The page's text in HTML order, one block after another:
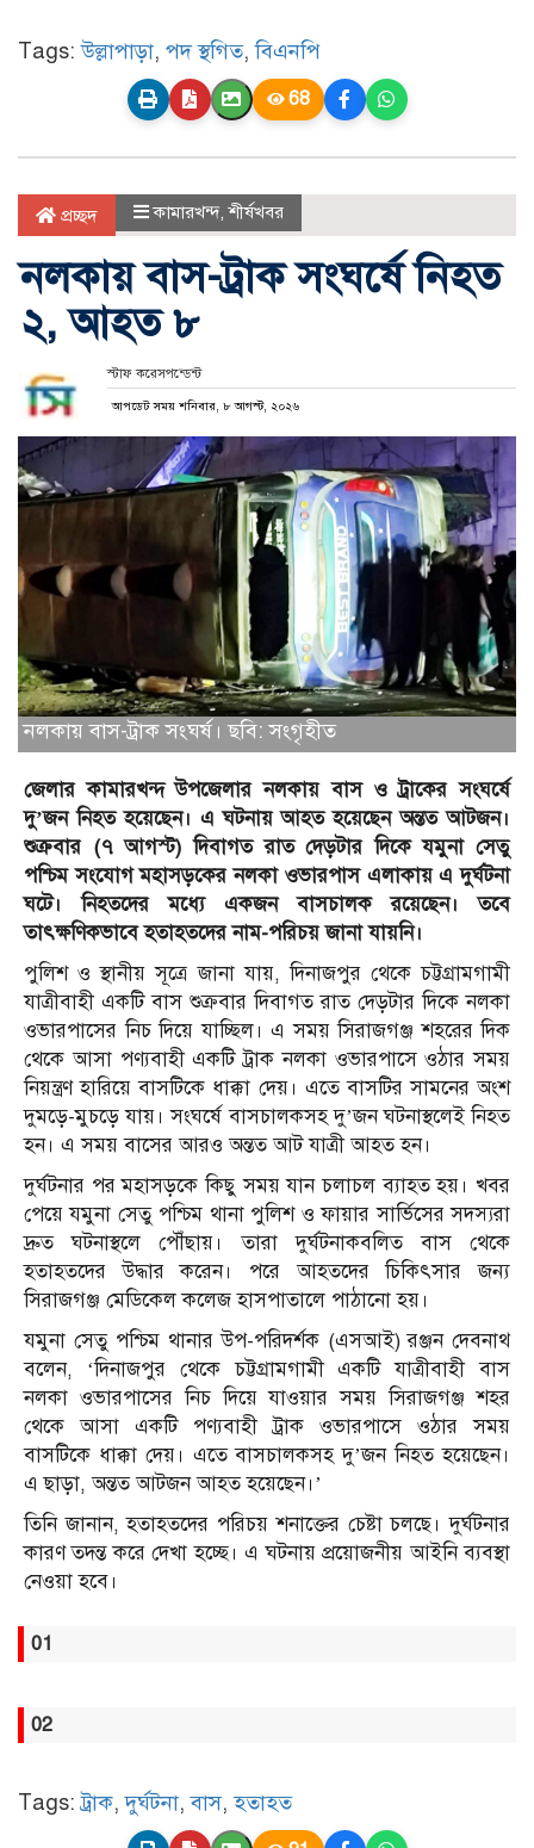
Tags:উল্লাপাড়া, পদ স্থগিত,বিএনপি
68
প্রচ্ছদ কামারখন্দ,শীর্ষখবর
নলকায় বাস-ট্রাক সংঘর্ষে নিহত
২, আহত ৮
স্টাফ করেসপন্ডেন্ট
আপডেট সময় শনিবার, ৮ আগস্ট, ২০২৬
নলকায় বাস-ট্রাক সংঘর্ষ। ছবি: সংগৃহীত
জেলার কামারখন্দ উপজেলার নলকায় বাস ও ট্রাকের সংঘর্ষে
দু’জন নিহত হয়েছেন। এ ঘটনায় আহত হয়েছেন অন্তত আটজন।
শুক্রবার (৭ আগস্ট) দিবাগত রাত দেড়টার দিকে যমুনা সেতু
পশ্চিম সংযোগ মহাসড়কের নলকা ওভারপাস এলাকায় এ দুর্ঘটনা
ঘটে।নিহতদের মধ্যে একজন বাসচালক রয়েছেন। তবে
তাৎক্ষণিকভাবে হতাহতদের নাম-পরিচয় জানা যায়নি।
পুলিশ ও স্থানীয় সূত্রে জানা যায়, দিনাজপুর থেকে চট্টগ্রামগামী
যাত্রীবাহী একটি বাস শুক্রবার দিবাগত রাত দেড়টার দিকে নলকা
ওভারপাসের নিচ দিয়ে যাচ্ছিল। এ সময় সিরাজগঞ্জ শহরের দিক
থেকে আসা পণ্যবাহী একটি ট্রাক নলকা ওভারপাসে ওঠার সময়
নিয়ন্ত্রণ হারিয়ে বাসটিকে ধাক্কা দেয়। এতে বাসটির সামনের অংশ
দুমড়ে-মুচড়ে যায়। সংঘর্ষে বাসচালকসহ দু’জন ঘটনাস্থলেই নিহত
হন। এ সময় বাসের আরও অন্তত আট যাত্রী আহত হন।
দুর্ঘটনার পর মহাসড়কে কিছু সময় যান চলাচল ব্যাহত হয়। খবর
পেয়ে যমুনা সেতু পশ্চিম থানা পুলিশ ও ফায়ার সার্ভিসের সদস্যরা
দ্রুত ঘটনাস্থলে পৌঁছায়। তারা দুর্ঘটনাকবলিত বাস থেকে
হতাহতদের উদ্ধার করেন। পরে আহতদের চিকিৎসার জন্য
সিরাজগঞ্জ মেডিকেল কলেজ হাসপাতালে পাঠানো হয়।
যমুনা সেতু পশ্চিম থানার উপ-পরিদর্শক (এসআই) রঞ্জন দেবনাথ
বলেন, ‘দিনাজপুর থেকে চট্টগ্রামগামী একটি যাত্রীবাহী বাস
নলকা ওভারপাসের নিচ দিয়ে যাওয়ার সময় সিরাজগঞ্জ শহর
থেকে আসা একটি পণ্যবাহী ট্রাক ওভারপাসে ওঠার সময়
বাসটিকে ধাক্কা দেয়। এতে বাসচালকসহ দু’জন নিহত হয়েছেন।
এ ছাড়া, অন্তত আটজন আহত হয়েছেন।’
তিনি জানান, হতাহতদের পরিচয় শনাক্তের চেষ্টা চলছে। দুর্ঘটনার
কারণ তদন্ত করে দেখা হচ্ছে। এ ঘটনায় প্রয়োজনীয় আইনি ব্যবস্থা
নেওয়া হবে।
01
02
Tags:ট্রাক,দুর্ঘটনা,বাস,হতাহত